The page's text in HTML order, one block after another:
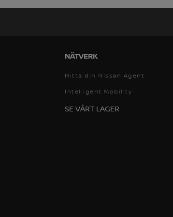
NÄTVERK
Hitta din Nissan Agent
Intelligent Mobility
SE VÅRT LAGER